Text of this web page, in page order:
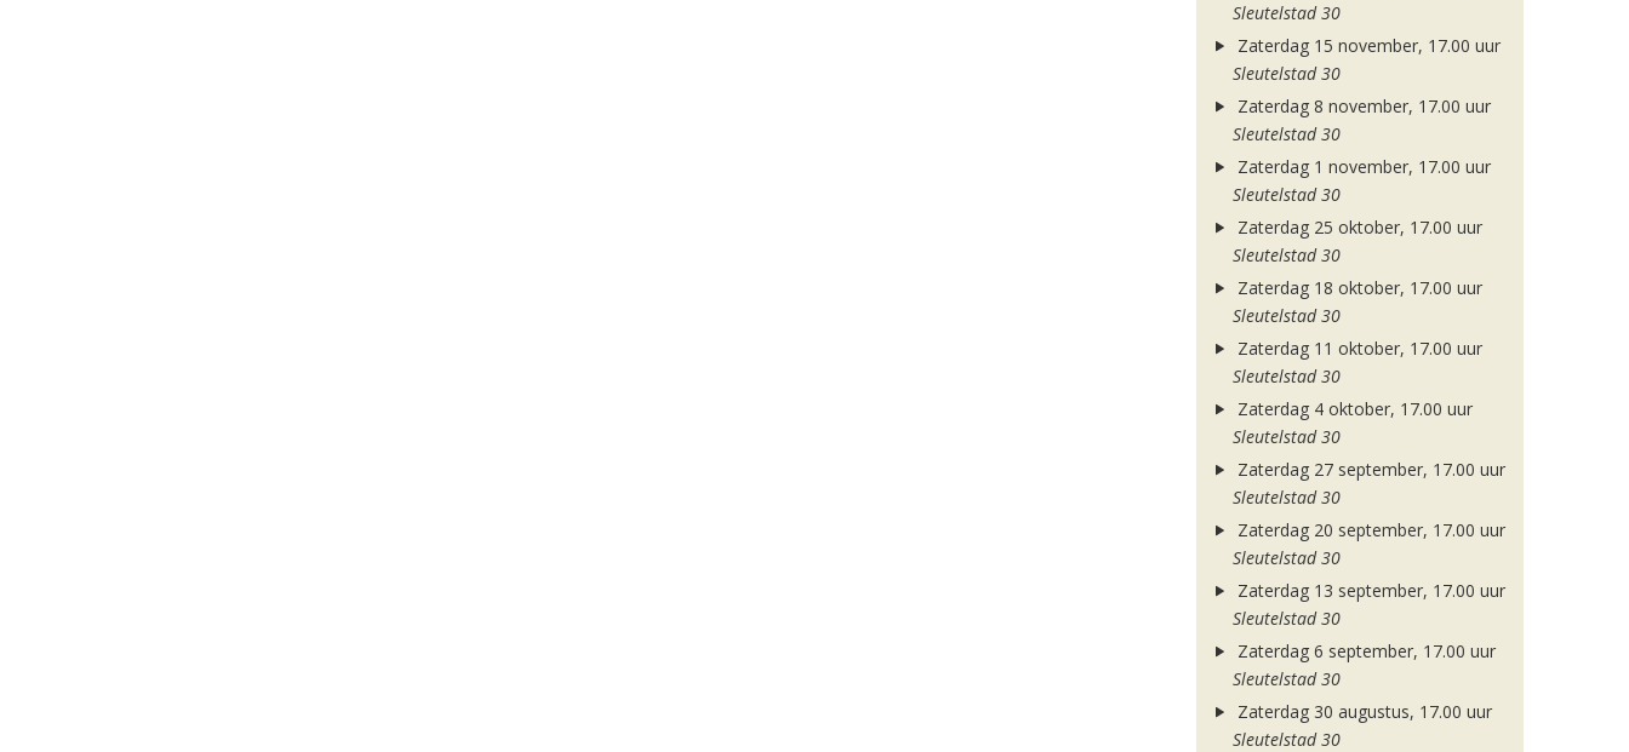
Sleutelstad 30
Zaterdag 15 november, 17.00 uur
Sleutelstad 30
Zaterdag 8 november, 17.00 uur
Sleutelstad 30
Zaterdag 1 november, 17.00 uur
Sleutelstad 30
Zaterdag 25 oktober, 17.00 uur
Sleutelstad 30
Zaterdag 18 oktober, 17.00 uur
Sleutelstad 30
Zaterdag 11 oktober, 17.00 uur
Sleutelstad 30
Zaterdag 4 oktober, 17.00 uur
Sleutelstad 30
Zaterdag 27 september, 17.00 uur
Sleutelstad 30
Zaterdag 20 september, 17.00 uur
Sleutelstad 30
Zaterdag 13 september, 17.00 uur
Sleutelstad 30
Zaterdag 6 september, 17.00 uur
Sleutelstad 30
Zaterdag 30 augustus, 17.00 uur
Sleutelstad 30